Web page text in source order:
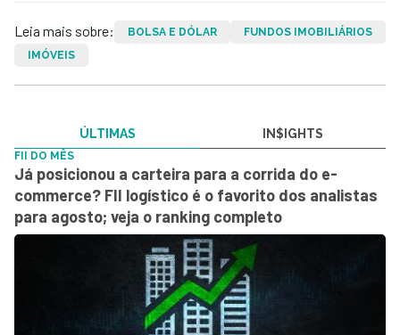
Leia mais sobre: BOLSA E DÓLAR
FUNDOS IMOBILIÁRIOS
IMÓVEIS
ÚLTIMAS IN$IGHTS
FII DO MÊS
Já posicionou a carteira para a corrida do e-
commerce? FII logístico é o favorito dos analistas
para agosto; veja o ranking completo